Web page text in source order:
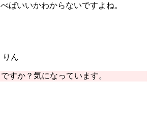
ばいいかわからないですよね。
りん
すか？気になっています。